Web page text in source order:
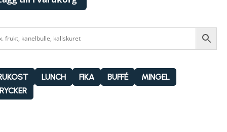
LUNCH FIKA BUFFÉ
MINGEL